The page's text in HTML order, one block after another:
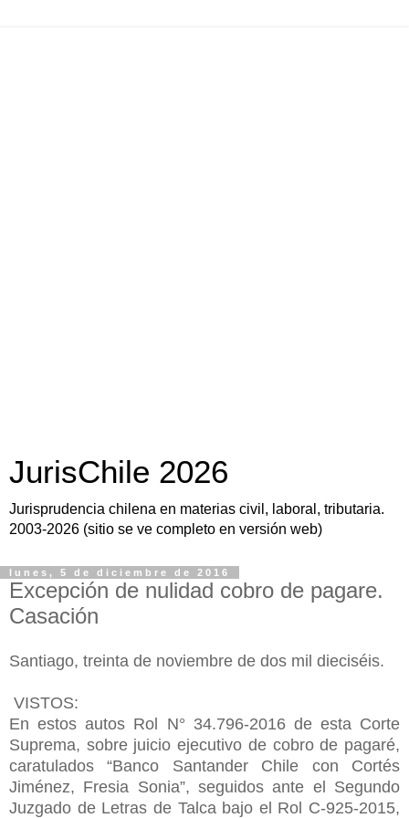
JurisChile 2026
Jurisprudencia chilena en materias civil, laboral, tributaria.
2003-2026 (sitio se ve completo en versión web)
lunes, 5 de diciembre de 2016
Excepción de nulidad cobro de pagare.
Casación
Santiago, treinta de noviembre de dos mil dieciséis.
VISTOS:
En estos autos Rol N° 34.796-2016 de esta Corte
Suprema, sobre juicio ejecutivo de cobro de pagaré,
caratulados “Banco Santander Chile con Cortés
Jiménez, Fresia Sonia”, seguidos ante el Segundo
Juzgado de Letras de Talca bajo el Rol C-925-2015,